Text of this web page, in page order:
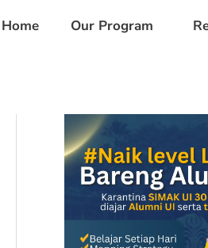
Home Our Program